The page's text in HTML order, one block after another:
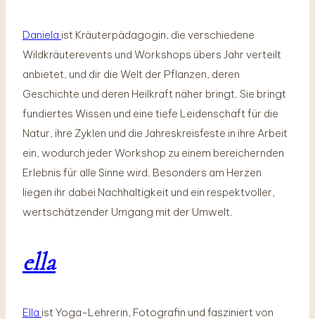
Daniela ist Kräuterpädagogin, die verschiedene
Wildkräuterevents und Workshops übers Jahr verteilt
anbietet, und dir die Welt der Pflanzen, deren
Geschichte und deren Heilkraft näher bringt. Sie bringt
fundiertes Wissen und eine tiefe Leidenschaft für die
Natur, ihre Zyklen und die Jahreskreisfeste in ihre Arbeit
ein, wodurch jeder Workshop zu einem bereichernden
Erlebnis für alle Sinne wird. Besonders am Herzen
liegen ihr dabei Nachhaltigkeit und ein respektvoller,
wertschätzender Umgang mit der Umwelt.
ella
Ella ist Yoga-Lehrerin, Fotografin und fasziniert von